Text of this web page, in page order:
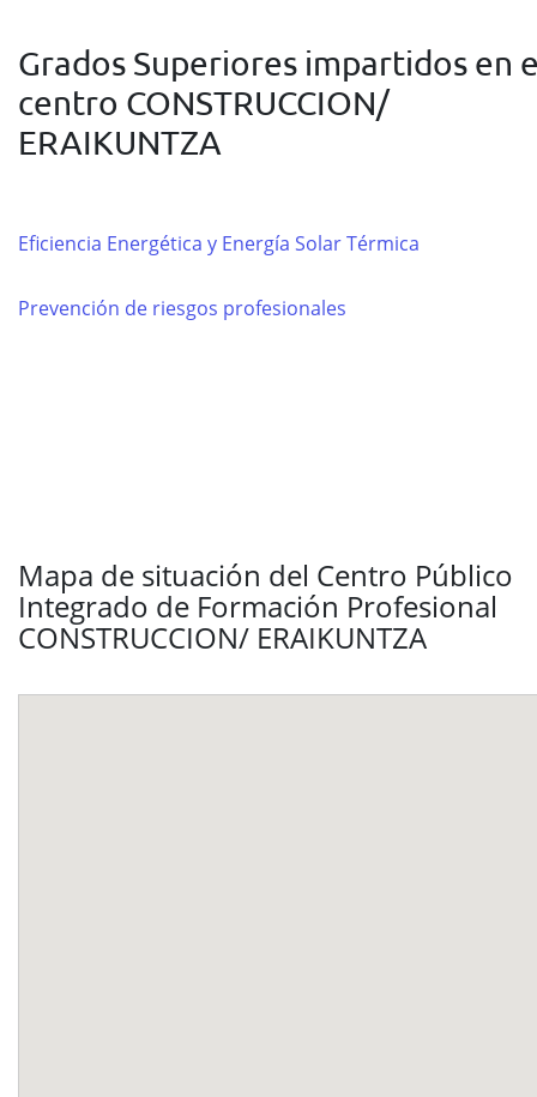
Grados Superiores impartidos en
centro CONSTRUCCION/
ERAIKUNTZA
Eficiencia Energética y Energía Solar Térmica
Prevención de riesgos profesionales
Mapa de situación del Centro Público
Integrado de Formación Profesional
CONSTRUCCION/ ERAIKUNTZA